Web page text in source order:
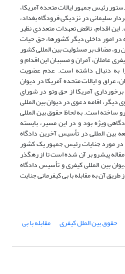
به دستور رئیس جمهور ایالات متحده آمریکا،
سلیمانی در نزدیکی فرودگاه بغداد،
اقدام، ناقض تعهدات متعددی نظیر
در امور داخلی دیگر کشورها، حق حیات
­رو، مضاف بر مسئولیت بین­ المللی کشور
عاملان، آمران و مسببان این اقدام و
به دنبال داشته است. عدم عضویت
عراق و ایالات متحده آمریکا در دیوان
آمریکا از حق وتو در شورای
اقامه دعوی در دیوان بین ­المللی
ساخته ­است. به لحاظ حقوق بین المللی
ویژه بود و در این مسیر، بایسته
بین ­المللی در تأسیس آخرین دادگاه
میلادی که در مورد جنایات رئیس جمهور یک کشور
پیش­رو بر آن شده است تا از رهگذر
بین ­المللی کیفری و تأسیس دادگاه
طریق آن به مقابله با بی­ کیفرمانی جنایت
حقوق بین الملل کیفری مقابله با بی